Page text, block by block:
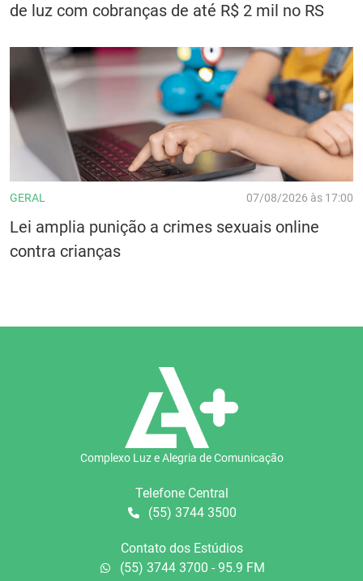
de luz com cobranças de até R$ 2 mil no RS
GERAL 07/08/2026 às 17:00
Lei amplia punição a crimes sexuais online
contra crianças
Complexo Luz e Alegria de Comunicação
Telefone Central
(55) 3744 3500
Contato dos Estúdios
(55) 3744 3700 - 95.9 FM